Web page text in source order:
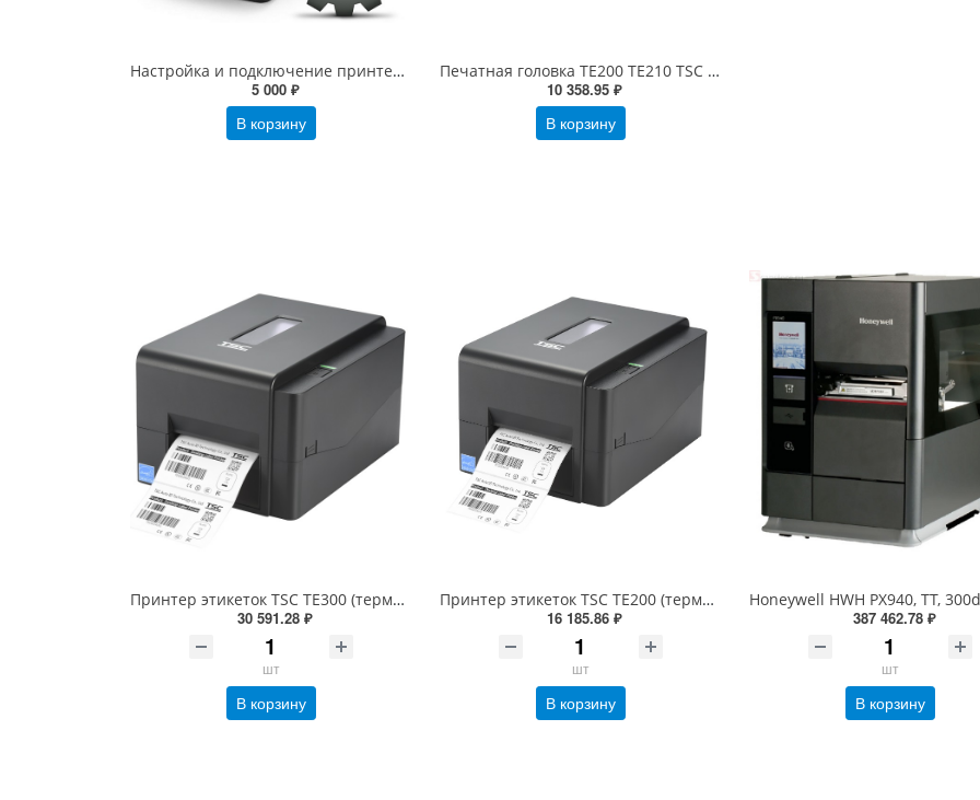
Настройка и подключение принтера этикеток (1С настройка печати этикеток)
5 000 ₽
В корзину
Печатная головка TE200 TE210 TSC 203 dpi (98-0650067-00LF, 98-0650008-00LF, PH-TE200-0001, 98-0650017-00LF)
10 358.95 ₽
В корзину
Принтер этикеток TSC TE300 (термотрансферный, печать 300dpi, USB) 99-065A701-00LF00
30 591.28 ₽
шт
В корзину
Принтер этикеток TSC TE200 (термотрансферный, 203dpi, 99-065A101-R0LF05, 99-065A101-R0LF00)
16 185.86 ₽
шт
В корзину
387 462.78 ₽
шт
В корзину